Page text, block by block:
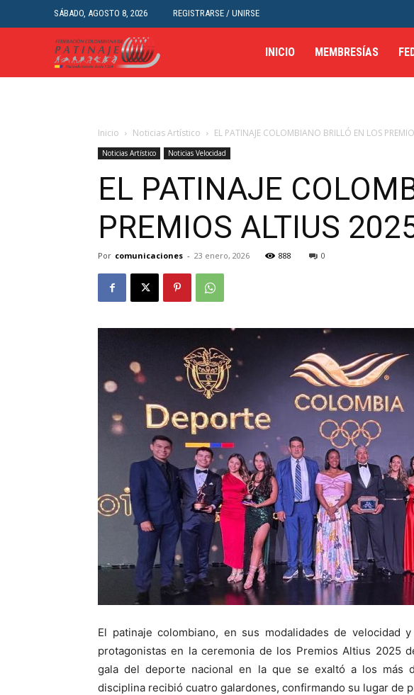
SÁBADO, AGOSTO 8, 2026 REGISTRARSE / UNIRSE
INICIO MEMBRESÍAS
Inicio Noticias Artístico EL PATINAJE COLOMBIANO BRILLÓ EN LOS
Noticias Artístico Noticias Velocidad
EL PATINAJE
PREMIOS ALTIUS
Por comunicaciones - 23 enero, 2026 888 0
El patinaje colombiano, en sus modalidades de velocidad
protagonistas en la ceremonia de los Premios Altius 2025
gala del deporte nacional en la que se exaltó a los más
disciplina recibió cuatro galardones, confirmando su lugar de